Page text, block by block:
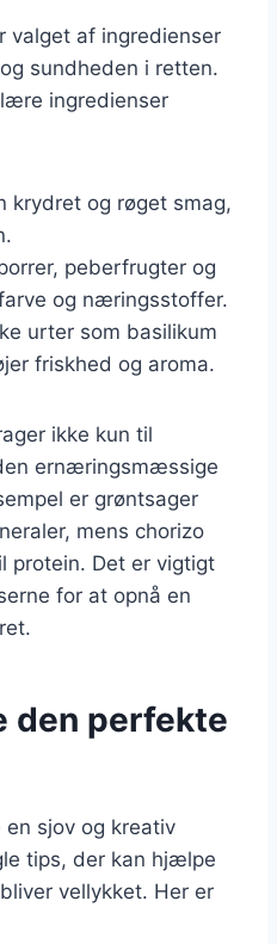
valget af ingredienser
sundheden i retten.
ingredienser
krydret og røget smag,
peberfrugter og
og næringsstoffer.
urter som basilikum
friskhed og aroma.
ikke kun til
ernæringsmæssige
er grøntsager
mens chorizo
protein. Det er vigtigt
for at opnå en
den perfekte
sjov og kreativ
tips, der kan hjælpe
vellykket. Her er